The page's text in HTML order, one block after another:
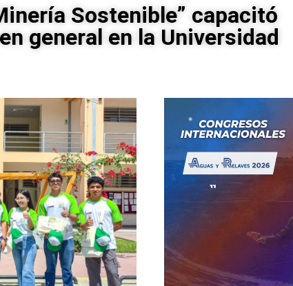
Sostenible” capacitó
general en la Universidad